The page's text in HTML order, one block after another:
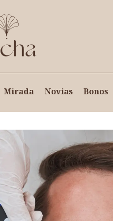
Mirada Novias Bonos